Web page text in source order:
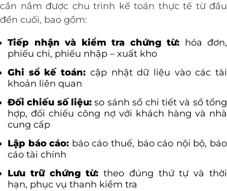
cần nắm được chu trình kế toán thực tế từ đầu
đến cuối, bao gồm:
Tiếp nhận và kiểm tra chứng từ: hóa đơn,
phiếu chi, phiếu nhập – xuất kho
Ghi sổ kế toán: cập nhật dữ liệu vào các tài
khoản liên quan
Đối chiếu số liệu: so sánh sổ chi tiết và sổ tổng
hợp, đối chiếu công nợ với khách hàng và nhà
cung cấp
Lập báo cáo: báo cáo thuế, báo cáo nội bộ, báo
cáo tài chính
Lưu trữ chứng từ: theo đúng thứ tự và thời
hạn, phục vụ thanh kiểm tra